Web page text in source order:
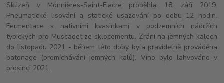
Sklizeň v Monnières-Saint-Fiacre proběhla 18. září 2019.
Pneumatické lisování a statické usazování po dobu 12 hodin.
Fermentace s nativními kvasinkami v podzemních nádržích
typických pro Muscadet ze sklocementu. Zrání na jemných kalech
do listopadu 2021 - během této doby byla pravidelně prováděna
batonage (promíchávání jemných kalů). Víno bylo lahvováno v
prosinci 2021.